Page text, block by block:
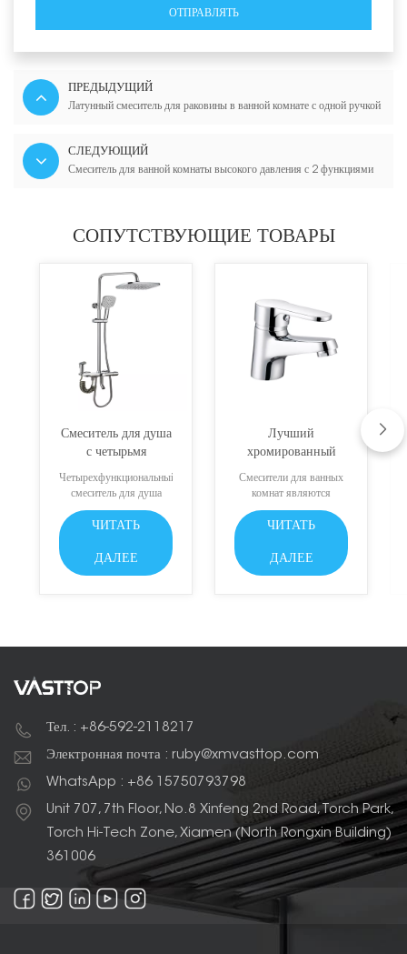
ОТПРАВЛЯТЬ
ПРЕДЫДУЩИЙ
Латунный смеситель для раковины в ванной комнате с одной ручкой
СЛЕДУЮЩИЙ
Смеситель для ванной комнаты высокого давления с 2 функциями
СОПУТСТВУЮЩИЕ ТОВАРЫ
Смеситель для душа
с четырьмя
функциями нового
дизайна
Четырехфункциональный
смеситель для душа
новой конструкции с
большой квадратной
требует давления
воздуха и заставляет вас
ЧИТАТЬ
ДАЛЕЕ
Лучший
хромированный
смеситель для
Смесители для ванных
комнат являются
важными
приспособлениями в
представлены в
широком диапазоне
помещения.
ЧИТАТЬ
ДАЛЕЕ
Тел. : +86-592-2118217
Электронная почта : ruby@xmvasttop.com
WhatsApp : +86 15750793798
Unit 707, 7th Floor, No.8 Xinfeng 2nd Road, Torch Park,
Torch Hi-Tech Zone, Xiamen (North Rongxin Building)
361006